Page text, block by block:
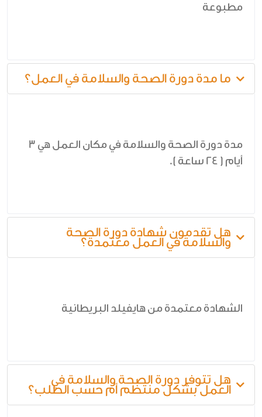
مطبوعة
ما مدة دورة الصحة والسلامة في العمل؟
مدة دورة الصحة والسلامة في مكان العمل هي 3
أيام ( 24 ساعة ).
هل تقدمون شهادة دورة الصحة
والسلامة في العمل معتمدة؟
الشهادة معتمدة من هايفيلد البريطانية
هل تتوفر دورة الصحة والسلامة في
العمل بشكل منتظم أم حسب الطلب؟